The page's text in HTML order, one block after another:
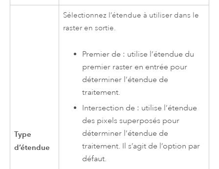
Type
d’étendue
Sélectionnez l’étendue à utiliser dans le
raster en sortie.
Premier de : utilise l’étendue du
premier raster en entrée pour
déterminer l’étendue de
traitement.
Intersection de : utilise l’étendue
des pixels superposés pour
déterminer l’étendue de
traitement. Il s’agit de l’option par
défaut.